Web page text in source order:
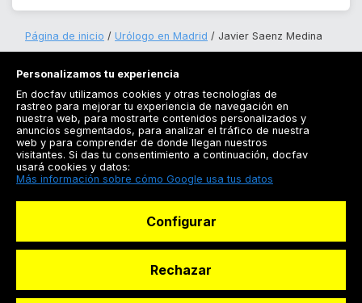
Página de inicio Urólogo en Madrid Javier Saenz Medina
Registrarse
Docfav
Personalizamos tu experiencia
En docfav utilizamos cookies y otras tecnologías de
rastreo para mejorar tu experiencia de navegación en
nuestra web, para mostrarte contenidos personalizados y
anuncios segmentados, para analizar el tráfico de nuestra
web y para comprender de donde llegan nuestros
visitantes. Si das tu consentimiento a continuación, docfav
usará cookies y datos:
Más información sobre cómo Google usa tus datos
Configurar
Rechazar